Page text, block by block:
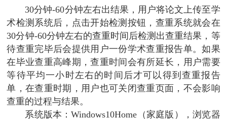
30分钟-60分钟左右出结果，用户将论文上传至学
术检测系统后，点击开始检测按钮，查重系统就会在
30分钟-60分钟左右的查重时间后检测出查重结果，等
待查重完毕后会提供用户一份学术查重报告单。如果
在毕业查重高峰期，查重时间会有所延长，用户需要
等待平均一小时左右的时间后才可以得到查重报告
单，在查重时期，用户也可关闭查重页面，不会影响
查重的过程与结果。
系统版本：Windows10Home（家庭版），浏览器